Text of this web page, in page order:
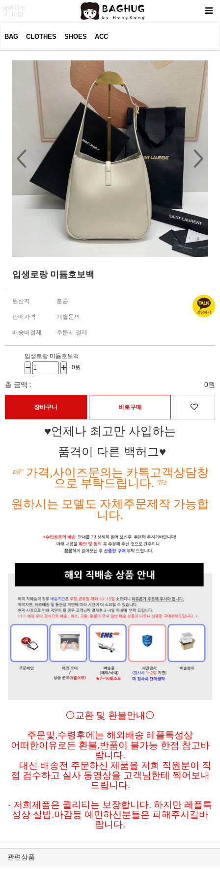
방문자수
3110명
BAG CLOTHES SHOES ACC
입생로랑 미듐호보백
원산지 홍콩
판매가격 개별문의
배송비결제 주문시 결제
입생로랑 미듐호보백
+0원
총 금액 : 0원
♥언제나 최고만 사입하는
품격이 다른 백허그♥
☞ 가격,사이즈문의는 카톡고객상담창
으로 부탁드립니다. ☜
원하시는 모델도 자체주문제작 가능합
니다.
⚪교환 및 환불안내⚪
주문및,수령후에는 해외배송 레플특성상
어떠한이유로든 환불,반품이 불가능 한점 참고바
랍니다.
대신 배송전 주문하신 제품을 저희 직원분이 직
접 검수하고 실사 동영상을 고객님한테 찍어보내
드립니다.
- 저희제품은 퀄리티는 보장합니다. 하지만 레플특
성상 실밥,마감등 예민하신분들은 피해주시길바
랍니다.
관련상품